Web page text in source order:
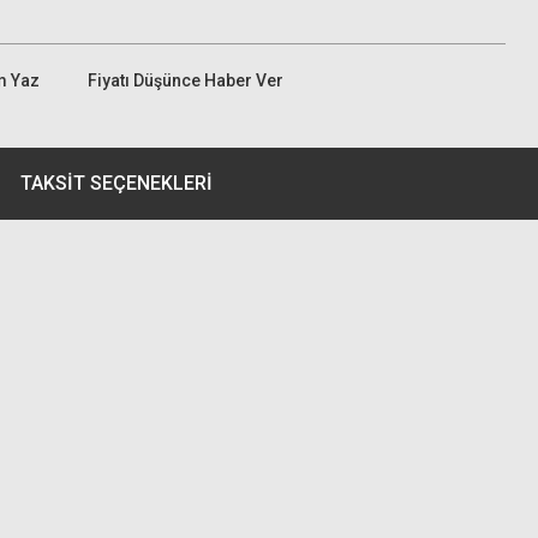
Yaz Fiyatı Düşünce Haber Ver
TAKSIT SEÇENEKLERI